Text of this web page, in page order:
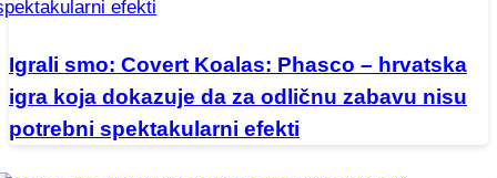
Igrali smo: Covert Koalas: Phasco – hrvatska
igra koja dokazuje da za odličnu zabavu nisu
potrebni spektakularni efekti